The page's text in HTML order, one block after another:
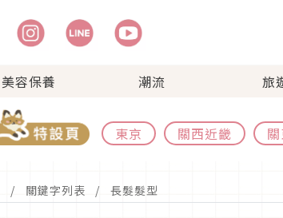
美容保養 潮流 旅
東京 關西近畿
關鍵字列表 長髮髮型